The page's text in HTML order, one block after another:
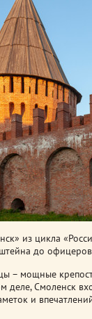
из цикла
до
– мощные
деле, Смоленск
и